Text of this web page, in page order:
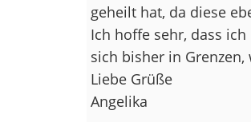
geheilt hat, da diese
Ich hoffe sehr, dass
sich bisher in
Liebe Grüße
Angelika